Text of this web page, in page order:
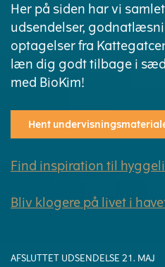
Her på siden har vi
udsendelser,
optagelser fra
læn dig godt tilbage i
med BioKim!
Hent
Find inspiration til
Bliv klogere på livet i
AFSLUTTET UDSENDELSE 21. MAJ